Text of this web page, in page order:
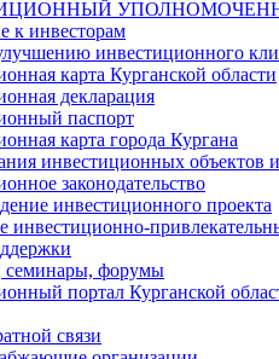
к инвесторам
инвестиционного
карта Курганской области
декларация
паспорт
карта города Кургана
инвестиционных объектов
законодательство
инвестиционного проекта
инвестиционно-
семинары, форумы
портал Курганской
связи